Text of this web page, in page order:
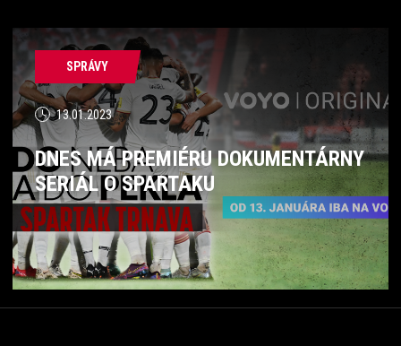
SPRÁVY
13.01.2023
DNES MÁ PREMIÉRU DOKUMENTÁRNY
SERIÁL O SPARTAKU